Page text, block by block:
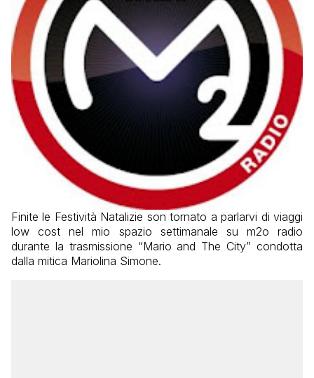
Finite le Festività Natalizie son tornato a parlarvi di viaggi
low cost nel mio spazio settimanale su m2o radio
durante la trasmissione “Mario and The City” condotta
dalla mitica Mariolina Simone.